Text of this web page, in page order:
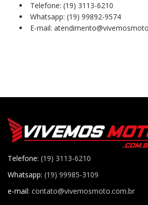
Telefone: (19) 3113-6210
Whatsapp: (19) 99892-9574
E-mail:
Telefone: (19) 3113-6210
Whatsapp: (19) 99985-3109
e-mail: contato@vivemosmoto.com.br